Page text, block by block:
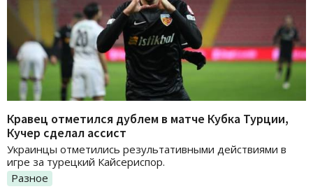
Кравец отметился дублем в матче Кубка Турции,
Кучер сделал ассист
Украинцы отметились результативными действиями в
игре за турецкий Кайсериспор.
Разное